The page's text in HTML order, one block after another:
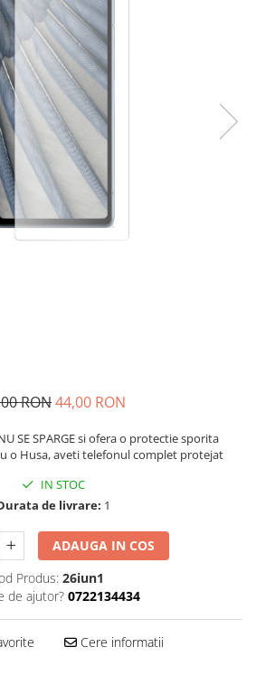
RON44,00 RON
SE SPARGE si ofera o protectie sporita
o Husa, aveti telefonul complet protejat
IN STOC
de livrare: 1
ADAUGA IN COS
Produs: 26iun1
de ajutor? 0722134434
Cere informatii